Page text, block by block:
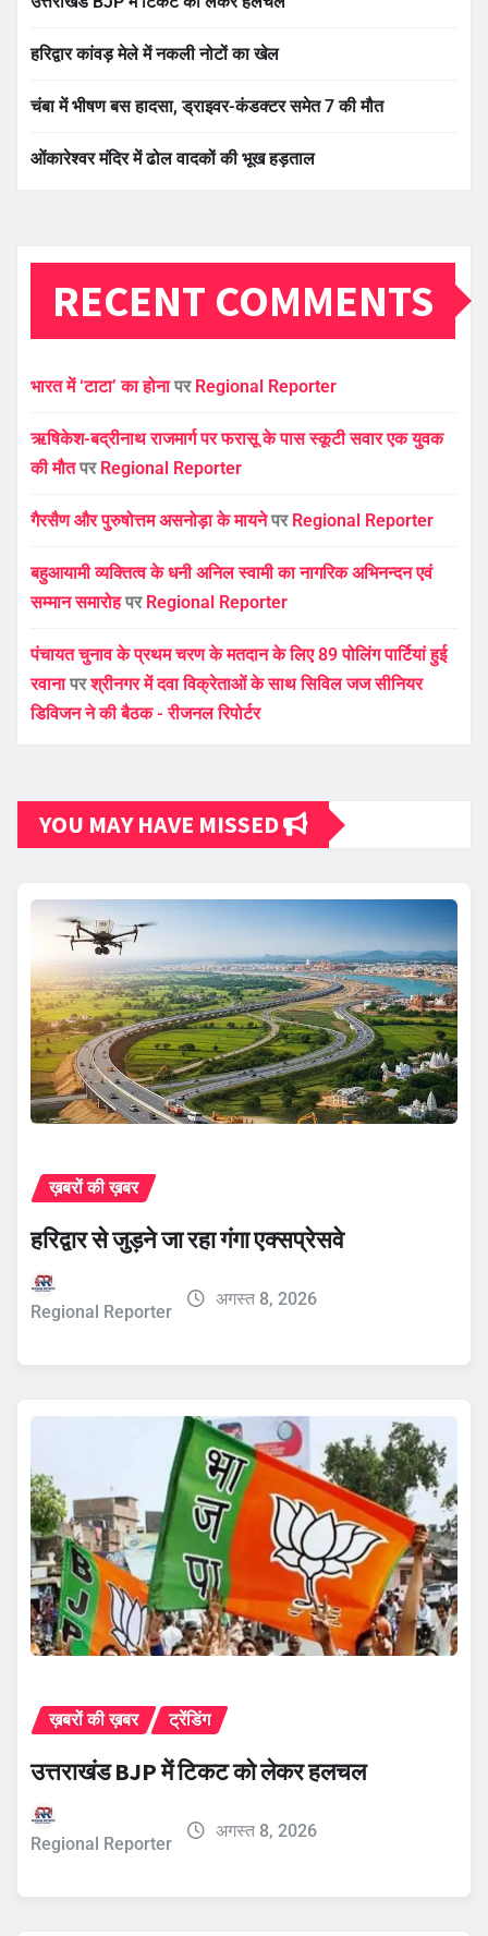
हरिद्वार कांवड़ मेले में नकली नोटों का खेल
चंबा में भीषण बस हादसा, ड्राइवर-कंडक्टर समेत 7 की मौत
ओंकारेश्वर मंदिर में ढोल वादकों की भूख हड़ताल
RECENT COMMENTS
भारत में ‘टाटा’ का होनापर Regional Reporter
ऋषिकेश-बद्रीनाथ राजमार्ग पर फरासू के पास स्कूटी सवार एक युवक
की मौतपर Regional Reporter
गैरसैण और पुरुषोत्तम असनोड़ा के मायनेपर Regional Reporter
बहुआयामी व्यक्तित्व के धनी अनिल स्वामी का नागरिक अभिनन्दन एवं
सम्मान समारोहपर Regional Reporter
पंचायत चुनाव के प्रथम चरण के मतदान के लिए 89 पोलिंग पार्टियां हुई
रवानापरश्रीनगर में दवा विक्रेताओं के साथ सिविल जज सीनियर
डिविजन ने की बैठक - रीजनल रिपोर्टर
YOU MAY HAVE MISSED
ख़बरों की ख़बर
हरिद्वार से जुड़ने जा रहा गंगा एक्सप्रेसवे
Regional Reporter
अगस्त 8, 2026
ख़बरों की ख़बर ट्रेंडिंग
उत्तराखंड BJP में टिकट को लेकर हलचल
Regional Reporter
अगस्त 8, 2026